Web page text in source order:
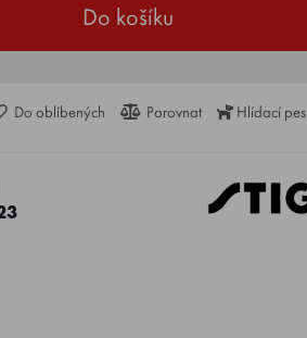
Do košíku
Do oblíbených Porovnat Hlídací pes